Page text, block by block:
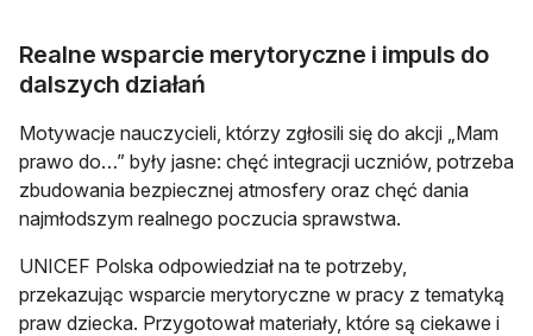
Realne wsparcie merytoryczne i impuls do
dalszych działań
Motywacje nauczycieli, którzy zgłosili się do akcji „Mam
prawo do…” były jasne: chęć integracji uczniów, potrzeba
zbudowania bezpiecznej atmosfery oraz chęć dania
najmłodszym realnego poczucia sprawstwa.
UNICEF Polska odpowiedział na te potrzeby,
przekazując wsparcie merytoryczne w pracy z tematyką
praw dziecka. Przygotował materiały, które są ciekawe i